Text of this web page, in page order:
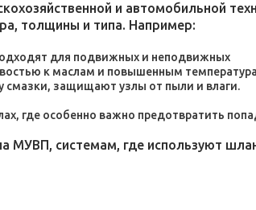
и автомобильной
толщины и типа. Например:
для подвижных и неподвижных
к маслам и повышенным
защищают узлы от пыли и влаги.
где особенно важно предотвратить
МУВП, системам, где используют